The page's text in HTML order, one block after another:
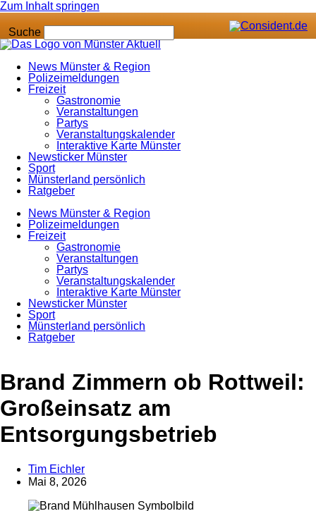
Zum Inhalt springen
Suche
News Münster & Region
Polizeimeldungen
Freizeit
Gastronomie
Veranstaltungen
Partys
Veranstaltungskalender
Interaktive Karte Münster
Newsticker Münster
Sport
Münsterland persönlich
Ratgeber
News Münster & Region
Polizeimeldungen
Freizeit
Gastronomie
Veranstaltungen
Partys
Veranstaltungskalender
Interaktive Karte Münster
Newsticker Münster
Sport
Münsterland persönlich
Ratgeber
Anzeige
Brand Zimmern ob Rottweil:
Großeinsatz am
Entsorgungsbetrieb
Tim Eichler
Mai 8, 2026